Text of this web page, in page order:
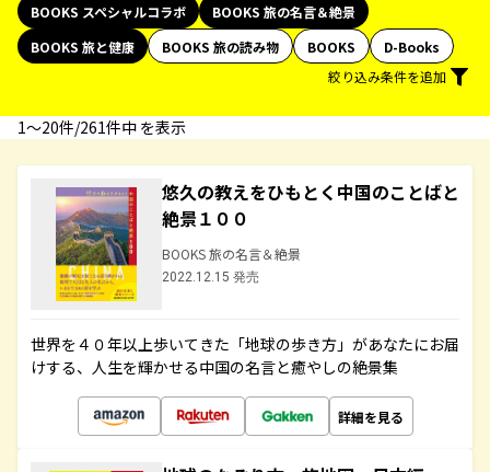
BOOKS スペシャルコラボ
BOOKS 旅の名言＆絶景
BOOKS 旅と健康
BOOKS 旅の読み物 BOOKS
D-Books
絞り込み条件を追加
1〜20件/261件中 を表示
悠久の教えをひもとく中国のことばと
絶景１００
BOOKS 旅の名言＆絶景
2022.12.15 発売
世界を４０年以上歩いてきた「地球の歩き方」があなたにお届
けする、人生を輝かせる中国の名言と癒やしの絶景集
詳細を見る